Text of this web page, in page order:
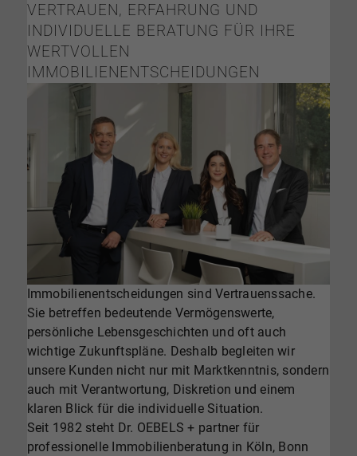
VERTRAUEN, ERFAHRUNG UND
INDIVIDUELLE BERATUNG FÜR IHRE
WERTVOLLEN
IMMOBILIENENTSCHEIDUNGEN
Marco Witzel, Dr. Britta Oebels, Selina Valletta-
Musculus, Christoph Engels | Geschäftsleitung
Immobilienentscheidungen sind Vertrauenssache.
Sie betreffen bedeutende Vermögenswerte,
persönliche Lebensgeschichten und oft auch
wichtige Zukunftspläne. Deshalb begleiten wir
unsere Kunden nicht nur mit Marktkenntnis, sondern
auch mit Verantwortung, Diskretion und einem
klaren Blick für die individuelle Situation.
Seit 1982 steht Dr. OEBELS + partner für
professionelle Immobilienberatung in Köln, Bonn